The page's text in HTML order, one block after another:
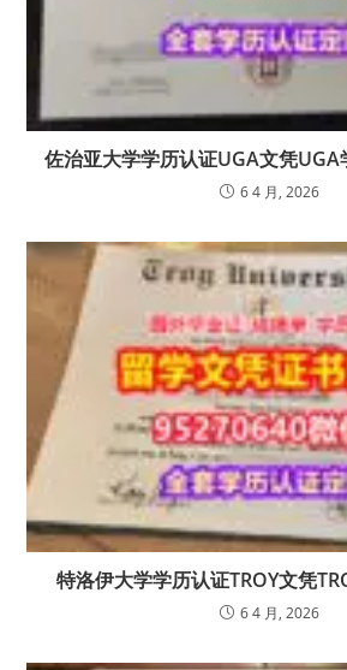
佐治亚大学学历认证UGA文凭
6 4 月, 2026
特洛伊大学学历认证TROY文凭
6 4 月, 2026